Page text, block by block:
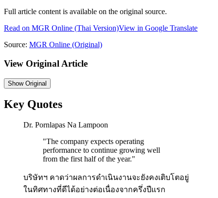
Full article content is available on the original source.
Read on MGR Online (Thai Version)View in Google Translate
Source: MGR Online (Original)
View Original Article
ShowOriginal
Key Quotes
Dr. Pornlapas Na Lampoon
"The company expects operating
performance to continue growing well
from the first half of the year."
บริษัทฯ คาดว่าผลการดำเนินงานจะยังคงเติบโตอยู่
ในทิศทางที่ดีได้อย่างต่อเนื่องจากครึ่งปีแรก